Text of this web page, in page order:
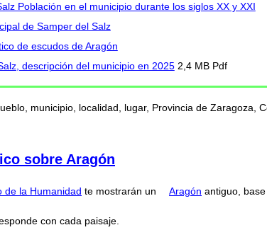
Población en el municipio durante los siglos XX y XXI
de Samper del Salz
de escudos de Aragón
descripción del municipio en 20252,4 MB Pdf
municipio, localidad, lugar, Provincia de
sobre Aragón
de la Humanidad te mostrarán un Aragón antiguo,
con cada paisaje.